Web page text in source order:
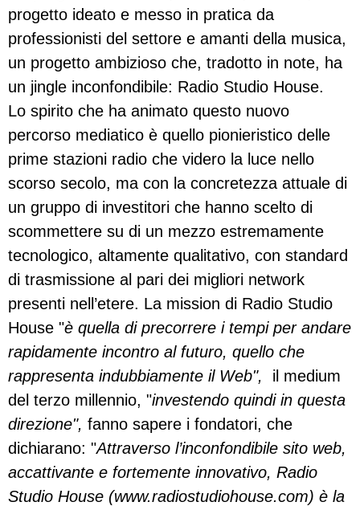
progetto ideato e messo in pratica da
professionisti del settore e amanti della musica,
un progetto ambizioso che, tradotto in note, ha
un jingle inconfondibile: Radio Studio House.
Lo spirito che ha animato questo nuovo
percorso mediatico è quello pionieristico delle
prime stazioni radio che videro la luce nello
scorso secolo, ma con la concretezza attuale di
un gruppo di investitori che hanno scelto di
scommettere su di un mezzo estremamente
tecnologico, altamente qualitativo, con standard
di trasmissione al pari dei migliori network
presenti nell’etere. La mission di Radio Studio
House "è quella di precorrere i tempi per andare
rapidamente incontro al futuro, quello che
rappresenta indubbiamente il Web", il medium
del terzo millennio, "investendo quindi in questa
direzione", fanno sapere i fondatori, che
dichiarano: "Attraverso l’inconfondibile sito web,
accattivante e fortemente innovativo, Radio
Studio House (www.radiostudiohouse.com) è la